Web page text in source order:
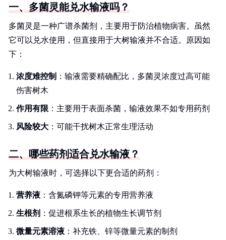
一、多菌灵能兑水输液吗？
多菌灵是一种广谱杀菌剂，主要用于防治植物病害。虽然
它可以兑水使用，但直接用于大树输液并不合适。原因如
下：
浓度难控制 ：输液需要精确配比，多菌灵浓度过高可能
伤害树木
作用有限 ：主要用于表面杀菌，输液效果不如专用药剂
风险较大 ：可能干扰树木正常生理活动
二、哪些药剂适合兑水输液？
为大树输液时，可选择以下更合适的药剂：
营养液 ：含氮磷钾等元素的专用营养液
生根剂 ：促进根系生长的植物生长调节剂
微量元素溶液 ：补充铁、锌等微量元素的制剂